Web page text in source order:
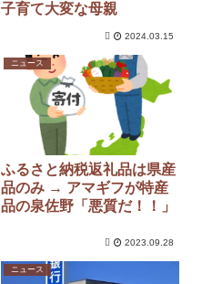
子育て大変な母親
2024.03.15
ニュース
ふるさと納税返礼品は県産
品のみ → アマギフが特産
品の泉佐野「悪質だ！！」
2023.09.28
ニュース